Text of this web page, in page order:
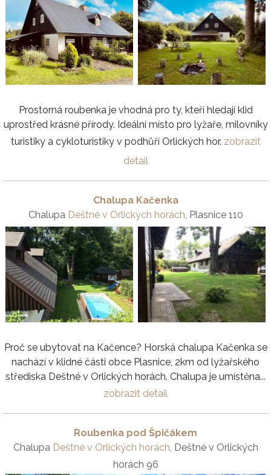
Prostorná roubenka je vhodná pro ty, kteří hledají klid
uprostřed krásné přírody. Ideální místo pro lyžaře, milovníky
turistiky a cykloturistiky v podhůří Orlických hor. zobrazit
detail
Chalupa Kačenka
Chalupa Deštné v Orlických horách, Plasnice 110
Proč se ubytovat na Kačence? Horská chalupa Kačenka se
nachází v klidné části obce Plasnice, 2km od lyžařského
střediska Deštné v Orlických horách. Chalupa je umístěna...
zobrazit detail
Roubenka pod Špičákem
Chalupa Deštné v Orlických horách, Deštné v Orlických
horách 96